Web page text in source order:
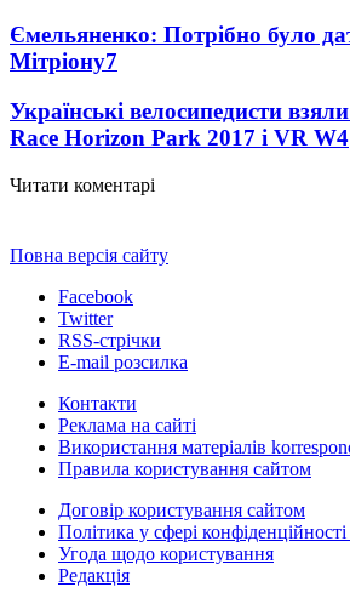
Ємельяненко: Потрібно було
Мітріону7
Українські велосипедисти
Race Horizon Park 2017 і VR W4
Читати коментарі
Повна версія сайту
Facebook
Twitter
RSS-стрічки
E-mail розсилка
Контакти
Реклама на сайті
Використання матеріалів
Правила користування сайтом
Договір користування сайтом
Політика у сфері
Угода щодо користування
Редакція